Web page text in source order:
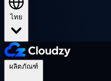
ไทย